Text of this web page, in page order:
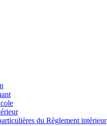
du Règlement intérieur